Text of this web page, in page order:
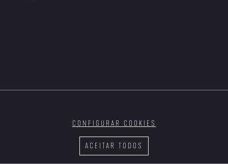
ACEITAR TODOS
CONFIGURAR COOKIES